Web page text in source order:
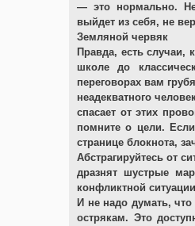
— это нормально.
выйдет из себя, не
Земляной червяк
Правда, есть случаи,
школе до
переговорах вам
неадекватного
спасает от этих
помните о цели.
странице блокнота,
Абстрагируйтесь от
дразнят шустрые
конфликтной
И не надо думать,
острякам. Это